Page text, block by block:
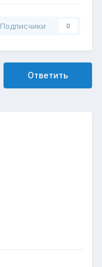
Подписчики 0
Ответить